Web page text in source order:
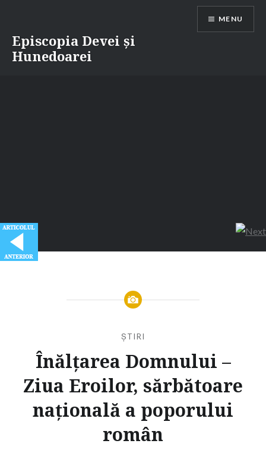
content
Episcopia Devei și
Hunedoarei
MENU
ȘTIRI
Înălţarea Domnului –
Ziua Eroilor, sărbătoare
naţională a poporului
român